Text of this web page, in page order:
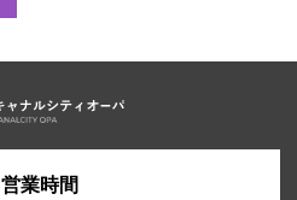
営業時間